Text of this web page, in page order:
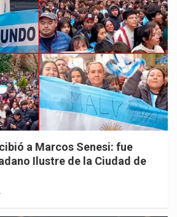
a Marcos Senesi: fue
Ilustre de la Ciudad de